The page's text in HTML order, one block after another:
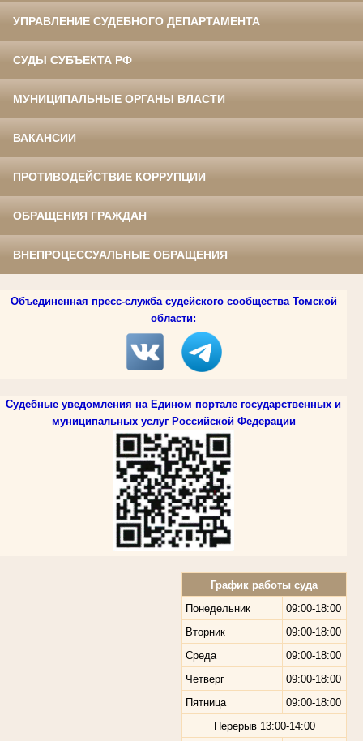
УПРАВЛЕНИЕ СУДЕБНОГО ДЕПАРТАМЕНТА
СУДЫ СУБЪЕКТА РФ
МУНИЦИПАЛЬНЫЕ ОРГАНЫ ВЛАСТИ
ВАКАНСИИ
ПРОТИВОДЕЙСТВИЕ КОРРУПЦИИ
ОБРАЩЕНИЯ ГРАЖДАН
ВНЕПРОЦЕССУАЛЬНЫЕ ОБРАЩЕНИЯ
Объединенная пресс-служба судейского сообщества Томской
области:
Судебные уведомления на Едином портале государственных и
муниципальных услуг Российской Федерации
График работы суда
Понедельник
09:00-18:00
Вторник
09:00-18:00
Среда
09:00-18:00
Четверг
09:00-18:00
Пятница
09:00-18:00
Перерыв 13:00-14:00